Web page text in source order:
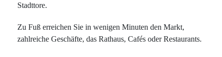
Stadttore.
Zu Fuß erreichen Sie in wenigen Minuten den Markt,
zahlreiche Geschäfte, das Rathaus, Cafés oder Restaurants.